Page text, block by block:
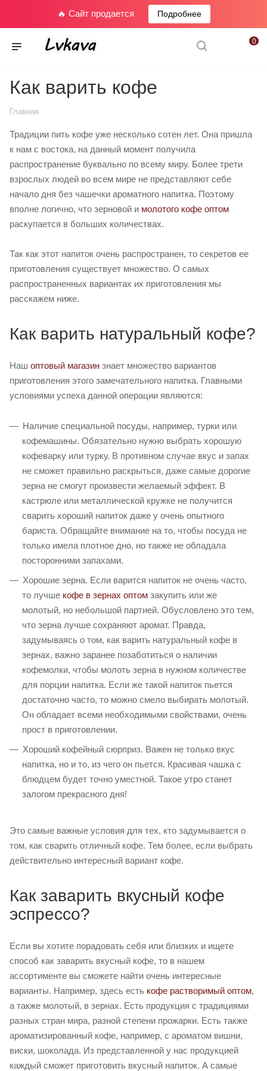
🔥 Сайт продается Подробнее
0
Как варить кофе
Главная
Традиции пить кофе уже несколько сотен лет. Она пришла
к нам с востока, на данный момент получила
распространение буквально по всему миру. Более трети
взрослых людей во всем мире не представляют себе
начало дня без чашечки ароматного напитка. Поэтому
вполне логично, что зерновой и молотого кофе оптом
раскупается в больших количествах.
Так как этот напиток очень распространен, то секретов ее
приготовления существует множество. О самых
распространенных вариантах их приготовления мы
расскажем ниже.
Как варить натуральный кофе?
Наш оптовый магазин знает множество вариантов
приготовления этого замечательного напитка. Главными
условиями успеха данной операции являются:
Наличие специальной посуды, например, турки или
кофемашины. Обязательно нужно выбрать хорошую
кофеварку или турку. В противном случае вкус и запах
не сможет правильно раскрыться, даже самые дорогие
зерна не смогут произвести желаемый эффект. В
кастрюле или металлической кружке не получится
сварить хороший напиток даже у очень опытного
бариста. Обращайте внимание на то, чтобы посуда не
только имела плотное дно, но также не обладала
посторонними запахами.
Хорошие зерна. Если варится напиток не очень часто,
то лучше кофе в зернах оптом закупить или же
молотый, но небольшой партией. Обусловлено это тем,
что зерна лучше сохраняют аромат. Правда,
задумываясь о том, как варить натуральный кофе в
зернах, важно заранее позаботиться о наличии
кофемолки, чтобы молоть зерна в нужном количестве
для порции напитка. Если же такой напиток пьется
достаточно часто, то можно смело выбирать молотый.
Он обладает всеми необходимыми свойствами, очень
прост в приготовлении.
Хороший кофейный сюрприз. Важен не только вкус
напитка, но и то, из чего он пьется. Красивая чашка с
блюдцем будет точно уместной. Такое утро станет
залогом прекрасного дня!
Это самые важные условия для тех, кто задумывается о
том, как сварить отличный кофе. Тем более, если выбрать
действительно интересный вариант кофе.
Как заварить вкусный кофе
эспрессо?
Если вы хотите порадовать себя или близких и ищете
способ как заварить вкусный кофе, то в нашем
ассортименте вы сможете найти очень интересные
варианты. Например, здесь есть кофе растворимый оптом,
а также молотый, в зернах. Есть продукция с традициями
разных стран мира, разной степени прожарки. Есть также
ароматизированный кофе, например, с ароматом вишни,
виски, шоколада. Из представленной у нас продукцией
каждый сможет приготовить вкусный напиток. А самые